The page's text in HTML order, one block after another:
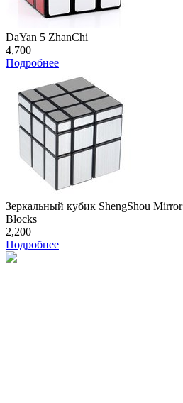
DaYan 5 ZhanChi
4,700
Подробнее
Зеркальный кубик ShengShou Mirror
Blocks
2,200
Подробнее